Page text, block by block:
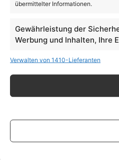
übermittelter Informationen.
Gewährleistung der
Werbung und Inhalten, Ihre
Verwalten von 1410-Lieferanten